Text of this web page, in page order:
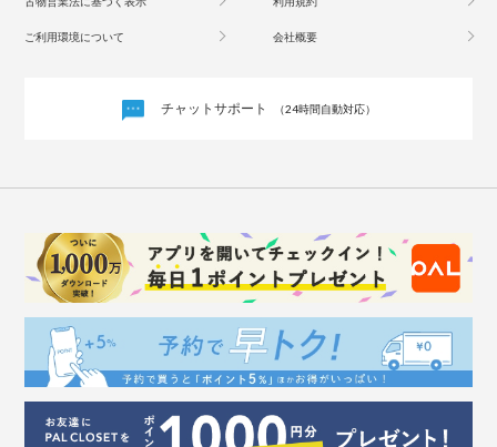
ご利用環境について 会社概要
チャットサポート （24時間自動対応）